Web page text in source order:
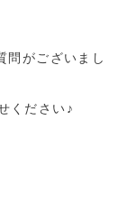
問がございまし
ください♪